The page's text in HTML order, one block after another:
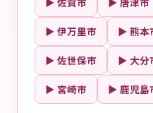
▶ 伊万里市 ▶ 熊本
▶ 佐世保市 ▶ 大分
▶ 宮崎市 ▶ 鹿児島